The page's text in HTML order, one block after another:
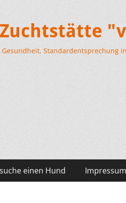
Standardentsprechung
einen Hund Impressum